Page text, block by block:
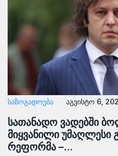
ᲡᲐᲖᲝᲒᲐᲓᲝᲔᲑᲐ აგვისტო 6,
სათანადო ვადებში
მიყვანილი უმაღლესი
რეფორმა –…